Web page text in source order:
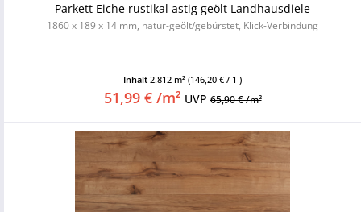
Parkett Eiche rustikal astig geölt Landhausdiele
1860 x 189 x 14 mm, natur-geölt/gebürstet, Klick-Verbindung
Inhalt 2.812 m² (146,20 € / 1 )
51,99 € /m² UVP65,90 € /m²